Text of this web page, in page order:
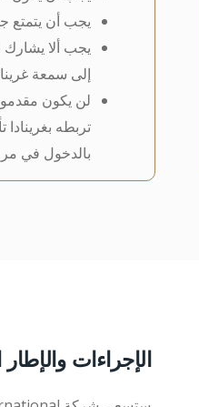
يجب أن يتمتع
يجب ألا
إلى سمعة
لن يكون
تربطه
بالدخول في
الإجراءات